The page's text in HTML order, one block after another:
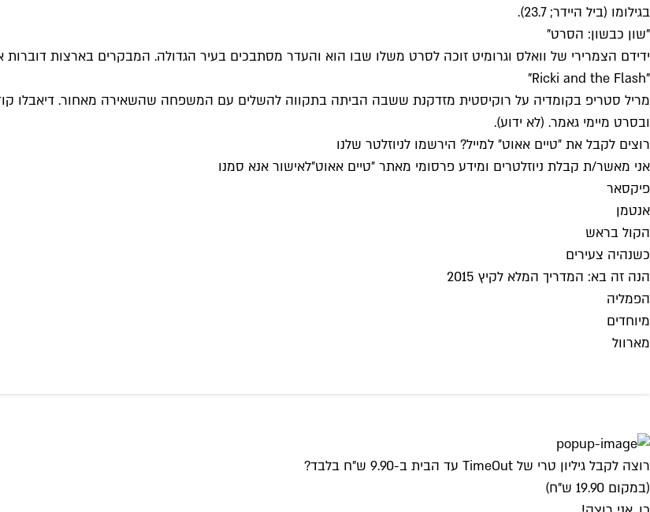
בגילומו (ביל היידר; 23.7).
"שון כבשון: הסרט"
ידידם הצמרירי של וואלס וגרומיט זוכה לסרט משלו שבו הוא והעדר מסתבכים בעיר הגדולה. המבקרים בארצות דוברות
"Ricki and the Flash"
מריל סטריפ בקומדיה על רוקיסטית מזדקנת ששבה הביתה בתקווה להשלים עם המשפחה שהשאירה מאחור. דיאבלו קודי
ובסרט מיימי גאמר. (לא ידוע).
רוצים לקבל את ״טיים אאוט״ למייל? הירשמו לניוזלטר שלנו
אני מאשר/ת קבלת ניוזלטרים ומידע פרסומי מאתר ״טיים אאוט״לאישור אנא סמנו
פיקסאר
אנטמן
הקול בראש
כשנהיה צעירים
הנה זה בא: המדריך המלא לקיץ 2015
הפמליה
מיוחדים
מארוול
רוצה לקבל גיליון טרי של TimeOut עד הבית ב-9.90 ש"ח בלבד?
(במקום 19.90 ש"ח)